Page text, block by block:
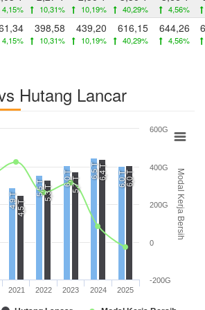
4,15% 10,31% 10,19% 40,29% 4,56%
4,15%
398,58
10,31%
439,20
10,19%
616,15
40,29%
644,26
4,56%
Hutang Lancar
Modal Kerja Bersih
4,9 T
5,5 T
6,0 T 6,5 T 6,0 T
4,5 T
5,3 T 5,7 T
6,4 T 6,0 T
2021 2022 2023 2024 2025
-200G
0
200G
400G
600G